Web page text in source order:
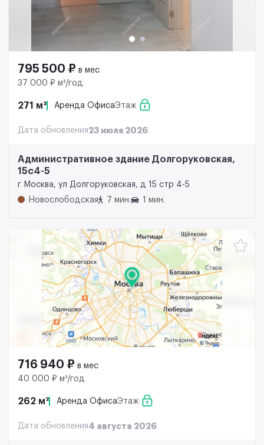
795 500 ₽ в мес
37 000 ₽ м²/год
271 м² Аренда ОфисаЭтаж
Дата обновления23 июля 2026
Административное здание Долгоруковская,
15с4-5
г Москва, ул Долгоруковская, д 15 стр 4-5
Новослободская
7 мин. 1 мин.
716 940 ₽ в мес
40 000 ₽ м²/год
262 м² Аренда ОфисаЭтаж
Дата обновления4 августа 2026